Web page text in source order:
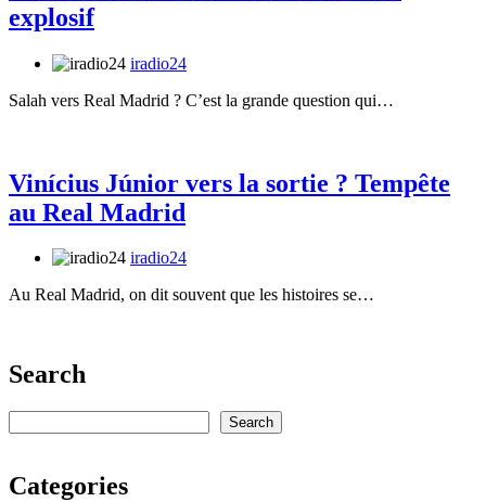
explosif
iradio24
Salah vers Real Madrid ? C’est la grande question qui…
Vinícius Júnior vers la sortie ? Tempête
au Real Madrid
iradio24
Au Real Madrid, on dit souvent que les histoires se…
Search
Search
Categories